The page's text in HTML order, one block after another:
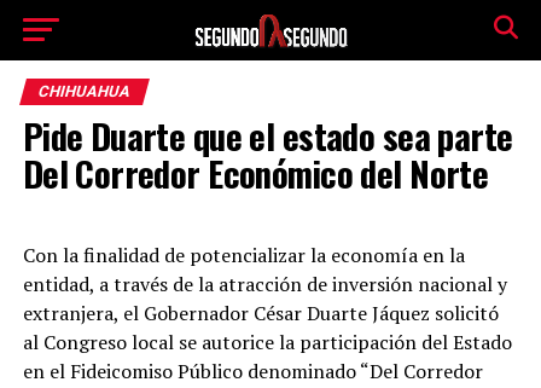
CHIHUAHUA
Pide Duarte que el estado sea parte
Del Corredor Económico del Norte
Con la finalidad de potencializar la economía en la
entidad, a través de la atracción de inversión nacional y
extranjera, el Gobernador César Duarte Jáquez solicitó
al Congreso local se autorice la participación del Estado
en el Fideicomiso Público denominado “Del Corredor